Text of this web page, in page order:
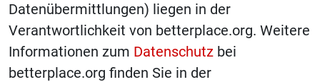
Datenübermittlungen) liegen in der
Verantwortlichkeit von betterplace.org. Weitere
Informationen zum Datenschutz bei
betterplace.org finden Sie in der